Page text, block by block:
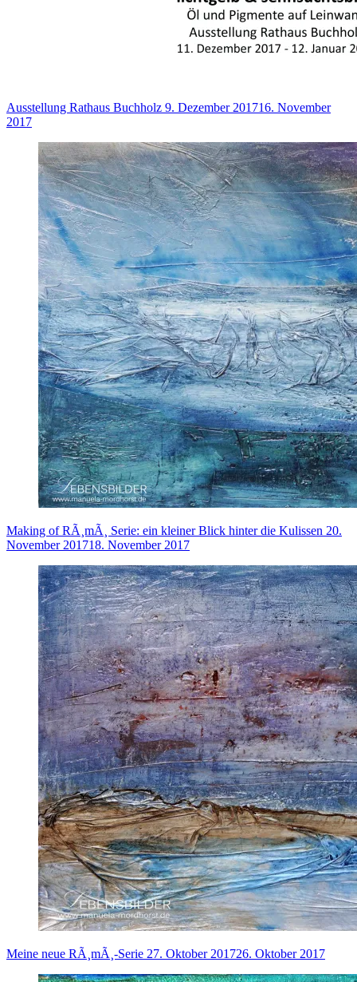
Ausstellung Rathaus Buchholz 9. Dezember 201716. November
2017
Making of RÃ¸mÃ¸ Serie: ein kleiner Blick hinter die Kulissen 20.
November 201718. November 2017
Meine neue RÃ¸mÃ¸-Serie 27. Oktober 201726. Oktober 2017